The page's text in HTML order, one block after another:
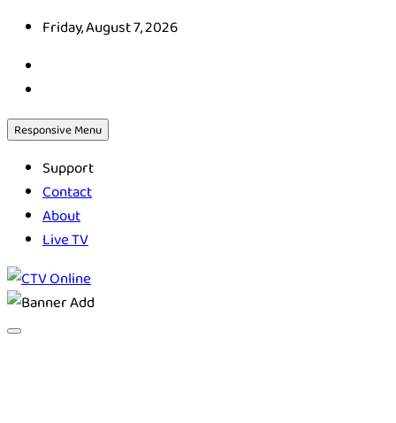
Skip
content
Friday, August 7, 2026
Responsive Menu
Support
Contact
About
Live TV
CTV Online